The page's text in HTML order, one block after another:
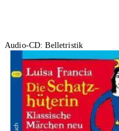
Audio-CD: Belletristik